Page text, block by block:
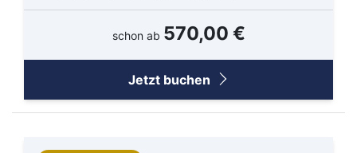
schon ab 570,00 €
Jetzt buchen